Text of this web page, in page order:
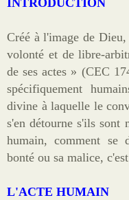
Ma Chaîne YouTube
Vidéos populaires
Faire un don
E-books
INTRODUCTION
Créé à l'image de
volonté et de libre-
de ses actes » (CEC
spécifiquement
divine à laquelle le
s'en détourne s'ils sont
humain, comment se
bonté ou sa malice,
L'ACTE HUMAIN